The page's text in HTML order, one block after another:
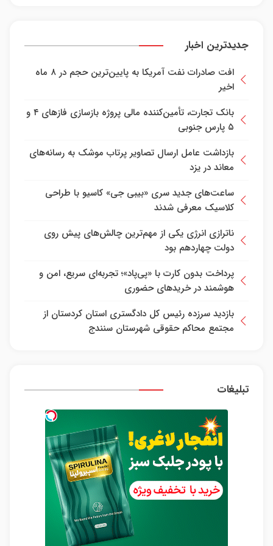
جدیدترین اخبار
افت صادرات نفت آمریکا به پایین‌ترین حجم در ۸ ماه
اخیر
بانک تجارت، تأمین‌کننده مالی پروژه بازسازی فازهای ۴ و
۵ پارس جنوبی
بازداشت عامل ارسال تصاویر پرتاب موشک به رسانه‌های
معاند در یزد
ساعت‌های جدید سری «بیبی جی» کاسیو با طراحی
کلاسیک معرفی شدند
ناترازی انرژی یکی از مهم‌ترین چالش‌های پیش روی
دولت چهاردهم بود
پرداخت بدون کارت با «پی‌پاد»؛ تجربه‌ای سریع، امن و
هوشمند در خریدهای حضوری
بازدید سرزده رئیس کل دادگستری استان کردستان از
مجتمع محاکم حقوقی شهرستان سنندج
تبلیغات